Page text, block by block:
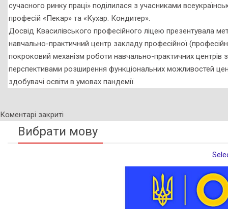
сучасного ринку праці» поділилася з учасниками
професій «Пекар» та «Кухар. Кондитер».
Досвід Квасилівського професійного ліцею презентувала
навчально-практичний центр закладу професійної
покроковий механізм роботи навчально-практичних
перспективами розширення функціональних можливостей
здобувачі освіти в умовах пандемії.
Коментарі закриті
Вибрати мову